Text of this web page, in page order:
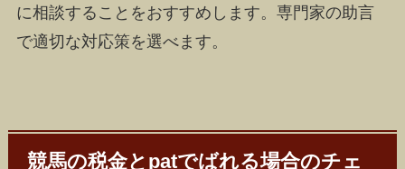
に相談することをおすすめします。専門家の助言
で適切な対応策を選べます。
競馬の税金とpatでばれる場合のチェ